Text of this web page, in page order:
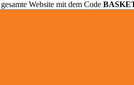
Website mit dem Code